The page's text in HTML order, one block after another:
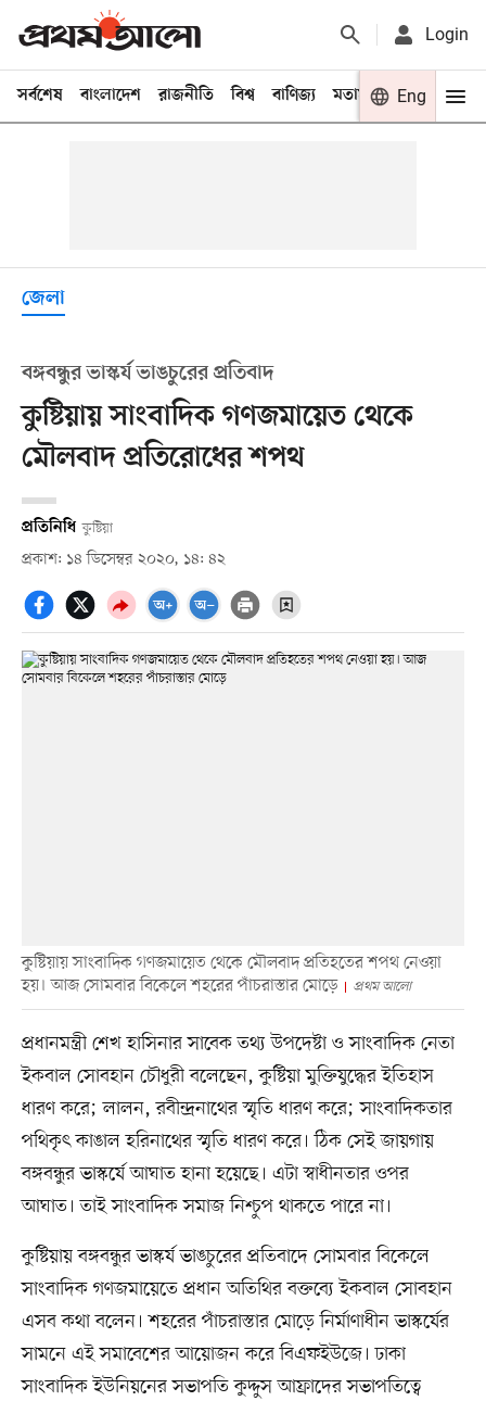
Login
সর্বশেষ বাংলাদেশ রাজনীতি বিশ্ব বাণিজ্য মতামত খেলা
Eng
জেলা
বঙ্গবন্ধুর ভাস্কর্য ভাঙচুরের প্রতিবাদ
কুষ্টিয়ায় সাংবাদিক গণজমায়েত থেকে
মৌলবাদ প্রতিরোধের শপথ
প্রতিনিধি কুষ্টিয়া
প্রকাশ: ১৪ ডিসেম্বর ২০২০, ১৪: ৪২
কুষ্টিয়ায় সাংবাদিক গণজমায়েত থেকে মৌলবাদ প্রতিহতের শপথ নেওয়া
হয়। আজ সোমবার বিকেলে শহরের পাঁচরাস্তার মোড়ে
প্রথম আলো
প্রধানমন্ত্রী শেখ হাসিনার সাবেক তথ্য উপদেষ্টা ও সাংবাদিক নেতা
ইকবাল সোবহান চৌধুরী বলেছেন, কুষ্টিয়া মুক্তিযুদ্ধের ইতিহাস
ধারণ করে; লালন, রবীন্দ্রনাথের স্মৃতি ধারণ করে; সাংবাদিকতার
পথিকৃৎ কাঙাল হরিনাথের স্মৃতি ধারণ করে। ঠিক সেই জায়গায়
বঙ্গবন্ধুর ভাস্কর্যে আঘাত হানা হয়েছে। এটা স্বাধীনতার ওপর
আঘাত। তাই সাংবাদিক সমাজ নিশ্চুপ থাকতে পারে না।
কুষ্টিয়ায় বঙ্গবন্ধুর ভাস্কর্য ভাঙচুরের প্রতিবাদে সোমবার বিকেলে
সাংবাদিক গণজমায়েতে প্রধান অতিথির বক্তব্যে ইকবাল সোবহান
এসব কথা বলেন। শহরের পাঁচরাস্তার মোড়ে নির্মাণাধীন ভাস্কর্যের
সামনে এই সমাবেশের আয়োজন করে বিএফইউজে। ঢাকা
সাংবাদিক ইউনিয়নের সভাপতি কুদ্দুস আফ্রাদের সভাপতিত্বে